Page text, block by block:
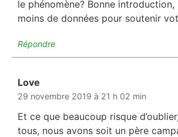
le phénomène? Bonne introduction,
moins de données pour soutenir
Répondre
Love
29 novembre 2019 à 21 h 02 min
Et ce que beaucoup risque
tous, nous avons soit un père